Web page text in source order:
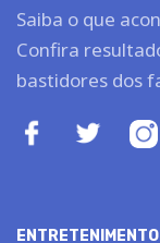
Saiba o que
Confira
bastidores dos
ENTRETENIMENTO